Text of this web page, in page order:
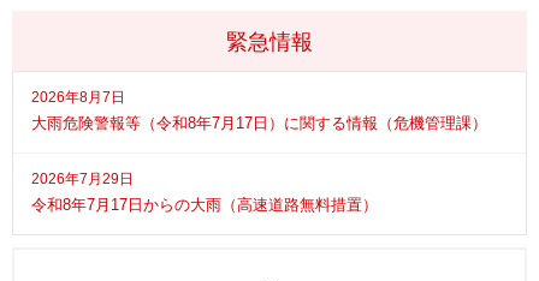
緊急情報
2026年8月7日
大雨危険警報等（令和8年7月17日）に関する情報（危機管理課）
2026年7月29日
令和8年7月17日からの大雨（高速道路無料措置）